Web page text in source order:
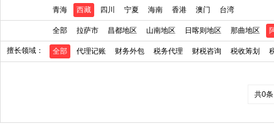
青海
西藏 四川 宁夏 海南 香港 澳门 台湾
全部 拉萨市 昌都地区 山南地区 日喀则地区 那曲地区
擅长领域： 全部 代理记账 财务外包 税务代理 财税咨询 税收筹划
共0条